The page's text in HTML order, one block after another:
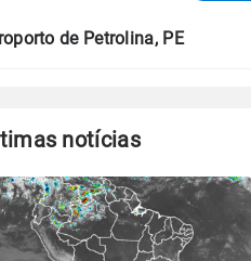
de Petrolina, PE
notícias